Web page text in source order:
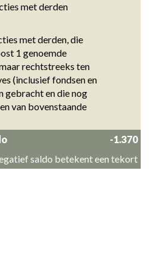
met derden
met derden, die
1 genoemde
rechtstreeks ten
(inclusief fondsen en
gebracht en die nog
van bovenstaande
-1.370
saldo betekent een tekort